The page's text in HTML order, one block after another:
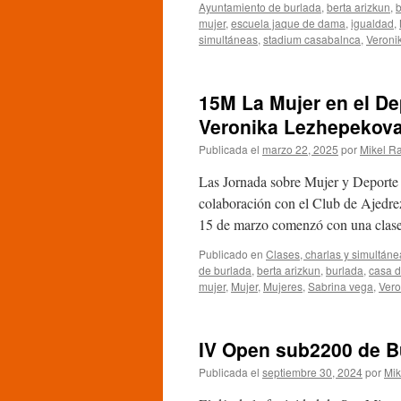
txapela
bordando
un
Ayuntamiento de burlada, berta arizkun,
mujer, escuela jaque de dama, igualdad,
simultáneas, stadium casabalnca,
15M La Mujer en el
Veronika
Publicada el marzo 22, 2025 por Mikel
Las Jornada sobre Mujer y
colaboración con el Club de
15 de marzo comenzó con una
Publicado en Clases, charlas y
de burlada, berta arizkun, burlada, casa
mujer, Mujer, Mujeres, Sabrina vega,
IV Open sub2200 de
Publicada el septiembre 30, 2024por